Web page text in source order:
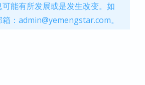
能有所发展或是发生改变。如
：admin@yemengstar.com。